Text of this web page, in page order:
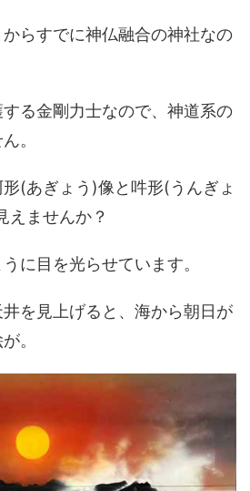
らすでに神仏融合の神社なの
る金剛力士なので、神道系の
。
(あぎょう)像と吽形(うんぎょ
えませんか？
に目を光らせています。
を見上げると、海から朝日が
。